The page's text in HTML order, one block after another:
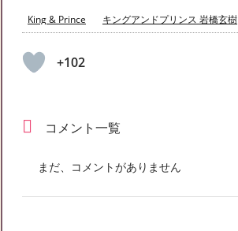
King & Prince キングアンドプリンス 岩橋玄樹
+102
コメント一覧
まだ、コメントがありません